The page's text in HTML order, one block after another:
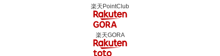
楽天PointClub
楽天GORA